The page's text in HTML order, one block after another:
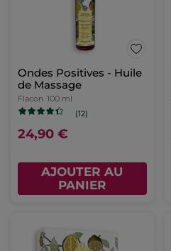
Ondes Positives - Huile
de Massage
Flacon 100 ml
(12)
24,90 €
AJOUTER AU
PANIER